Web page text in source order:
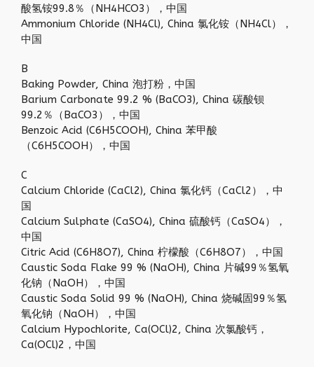
酸氢铵99.8％（NH4HCO3），中国
Ammonium Chloride (NH4Cl), China 氯化铵（NH4Cl），
中国
B
Baking Powder, China 泡打粉，中国
Barium Carbonate 99.2 % (BaCO3), China 碳酸钡
99.2％（BaCO3），中国
Benzoic Acid (C6H5COOH), China 苯甲酸
（C6H5COOH），中国
C
Calcium Chloride (CaCl2), China 氯化钙（CaCl2），中
国
Calcium Sulphate (CaSO4), China 硫酸钙（CaSO4），
中国
Citric Acid (C6H8O7), China 柠檬酸（C6H8O7），中国
Caustic Soda Flake 99 % (NaOH), China 片碱99％氢氧
化钠（NaOH），中国
Caustic Soda Solid 99 % (NaOH), China 烧碱固99％氢
氧化钠（NaOH），中国
Calcium Hypochlorite, Ca(OCl)2, China 次氯酸钙，
Ca(OCl)2，中国